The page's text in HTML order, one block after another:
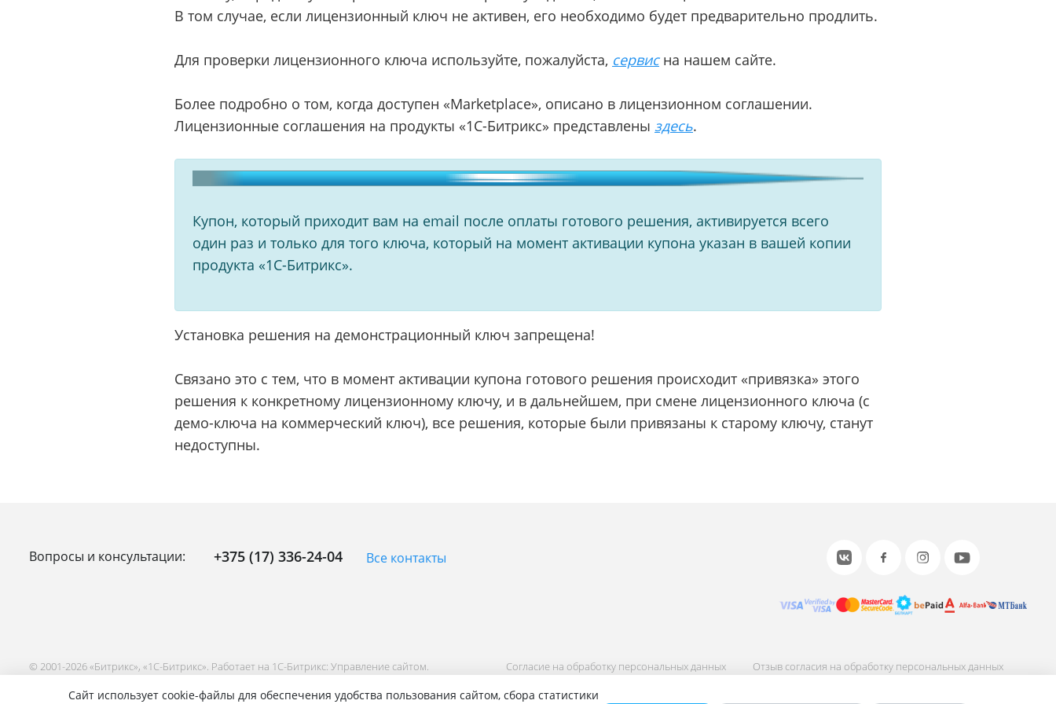
Сайт использует cookie-файлы для обеспечения удобства пользования сайтом, сбора статистики
В том случае, если лицензионный ключ не активен, его необходимо будет предварительно продлить.
Для проверки лицензионного ключа используйте, пожалуйста, сервисна нашем сайте.
Более подробно о том, когда доступен «Marketplace», описано в лицензионном соглашении.
Лицензионные соглашения на продукты «1С-Битрикс» представлены здесь.
Купон, который приходит вам на email после оплаты готового решения, активируется всего
один раз и только для того ключа, который на момент активации купона указан в вашей копии
продукта «1С-Битрикс».
Установка решения на демонстрационный ключ запрещена!
Связано это с тем, что в момент активации купона готового решения происходит «привязка» этого
решения к конкретному лицензионному ключу, и в дальнейшем, при смене лицензионного ключа (с
демо-ключа на коммерческий ключ), все решения, которые были привязаны к старому ключу, станут
недоступны.
Вопросы и консультации: +375 (17) 336-24-04 Все контакты
© 2001-2026 «Битрикс», «1С-Битрикс». Работает на 1С-Битрикс: Управление сайтом. Согласие на обработку персональных данных
Отзыв согласия на обработку персональных данных